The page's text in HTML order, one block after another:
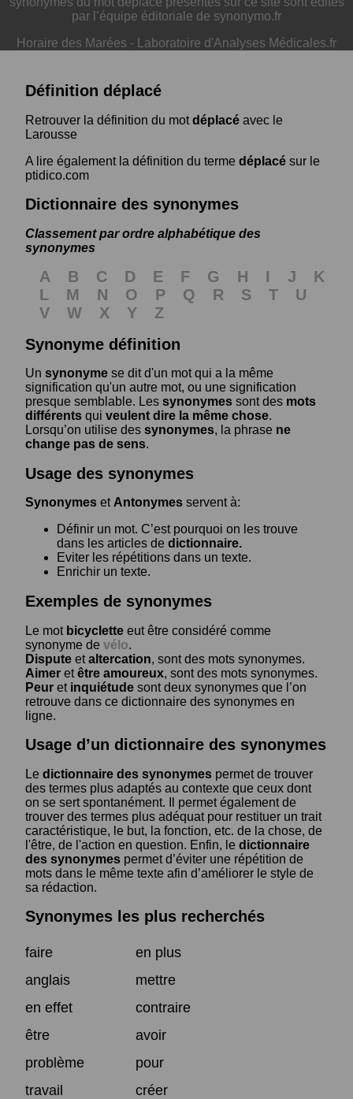
par l’équipe éditoriale de synonymo.fr
Horaire des Marées - Laboratoire d'Analyses Médicales.fr
Définition déplacé
Retrouver la définition du motdéplacé avec le
Larousse
A lire également la définition du terme déplacé sur le
ptidico.com
Dictionnaire des synonymes
Classement par ordre alphabétique des
synonymes
A B C D E F G H I J
K
L
M N O P Q R S T
U
V
W X Y
Z
Synonyme définition
Un synonyme se dit d'un mot qui a la même
signification qu'un autre mot, ou une signification
presque semblable. Les synonymes sont des mots
différents qui veulent dire la même chose.
Lorsqu’on utilise des synonymes, la phrase ne
change pas de sens.
Usage des synonymes
Synonymes etAntonymes servent à:
Définir un mot. C’est pourquoi on les trouve
dans les articles de dictionnaire.
Eviter les répétitions dans un texte.
Enrichir un texte.
Exemples de synonymes
Le mot bicyclette eut être considéré comme
synonyme de vélo.
Dispute etaltercation, sont des mots synonymes.
Aimer etêtre amoureux, sont des mots synonymes.
Peur et inquiétude sont deux synonymes que l’on
retrouve dans ce dictionnaire des synonymes en
ligne.
Usage d’un dictionnaire des synonymes
Le dictionnaire des synonymes permet de trouver
des termes plus adaptés au contexte que ceux dont
on se sert spontanément. Il permet également de
trouver des termes plus adéquat pour restituer un trait
caractéristique, le but, la fonction, etc. de la chose, de
l'être, de l'action en question. Enfin, le dictionnaire
des synonymes permet d’éviter une répétition de
mots dans le même texte afin d’améliorer le style de
sa rédaction.
Synonymes les plus recherchés
faire
en plus
anglais
mettre
en effet
contraire
être
avoir
problème
pour
travail
créer